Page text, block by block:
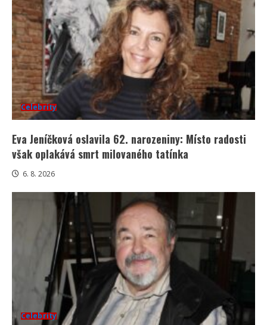
Celebrity
Eva Jeníčková oslavila 62. narozeniny: Místo radosti
však oplakává smrt milovaného tatínka
6. 8. 2026
Celebrity